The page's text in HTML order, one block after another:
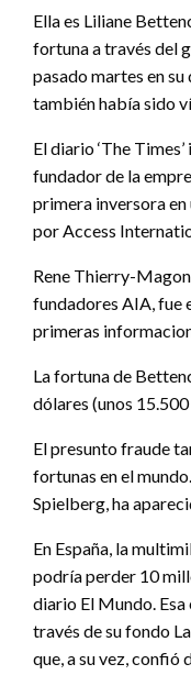
Ella es Liliane
fortuna a través del
pasado martes en
también había sido
El diario ‘The
fundador de la
primera inversora
por Access
Rene Thierry-
fundadores AIA, fue
primeras
La fortuna de
dólares (unos
El presunto fraude
fortunas en el
Spielberg, ha
En España, la
podría perder 10
diario El Mundo.
través de su fondo
que, a su vez, confió